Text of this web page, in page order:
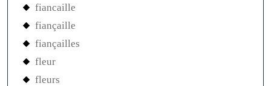
fiancaille
fiançaille
fiançailles
fleur
fleurs